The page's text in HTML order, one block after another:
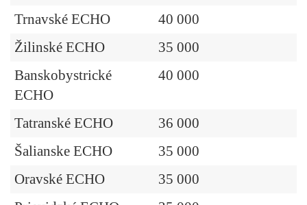
Trnavské ECHO
40 000
Žilinské ECHO
35 000
Banskobystrické
ECHO
40 000
Tatranské ECHO
36 000
Šalianske ECHO
35 000
Oravské ECHO
35 000